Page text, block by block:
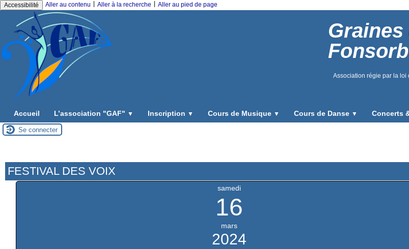
Accessibilité Aller au contenu Aller à la recherche Aller au pied de page
Graines
Association régie par la loi
Accueil L’association "GAF" ▼ Inscription ▼ Cours de Musique ▼ Cours de Danse ▼ Concerts
Se connecter
FESTIVAL DES VOIX
samedi
16
mars
2024